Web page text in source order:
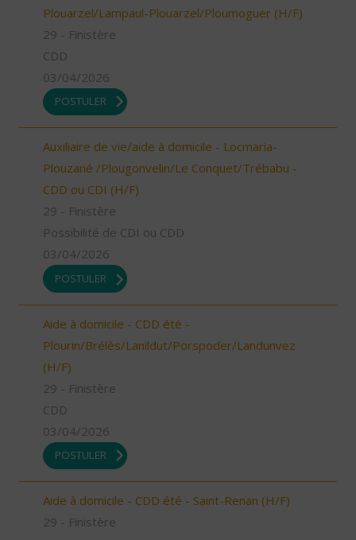
Plouarzel/Lampaul-Plouarzel/Ploumoguer (H/F)
29 - Finistère
CDD
03/04/2026
POSTULER
Auxiliaire de vie/aide à domicile - Locmaria-
Plouzané /Plougonvelin/Le Conquet/Trébabu -
CDD ou CDI (H/F)
29 - Finistère
Possibilité de CDI ou CDD
03/04/2026
POSTULER
Aide à domicile - CDD été -
Plourin/Brélès/Lanildut/Porspoder/Landunvez
(H/F)
29 - Finistère
CDD
03/04/2026
POSTULER
Aide à domicile - CDD été - Saint-Renan (H/F)
29 - Finistère